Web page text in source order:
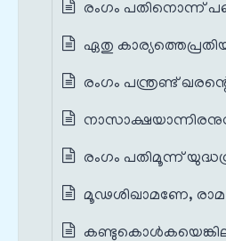
രംഗം പതിനൊന്ന്
ഏതു
രംഗം പന്ത്രണ്ട്
രംഗം പതിമൂന്ന്
മൂഢശിഖാമണേ, രാമ